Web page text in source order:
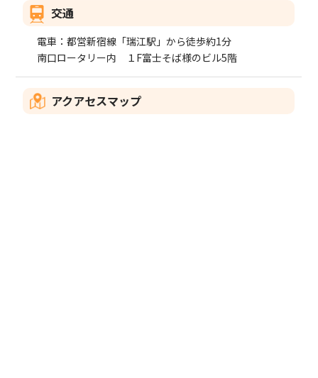
交通
電車：都営新宿線「瑞江駅」から徒歩約1分
南口ロータリー内 １F富士そば様のビル5階
アクアセスマップ